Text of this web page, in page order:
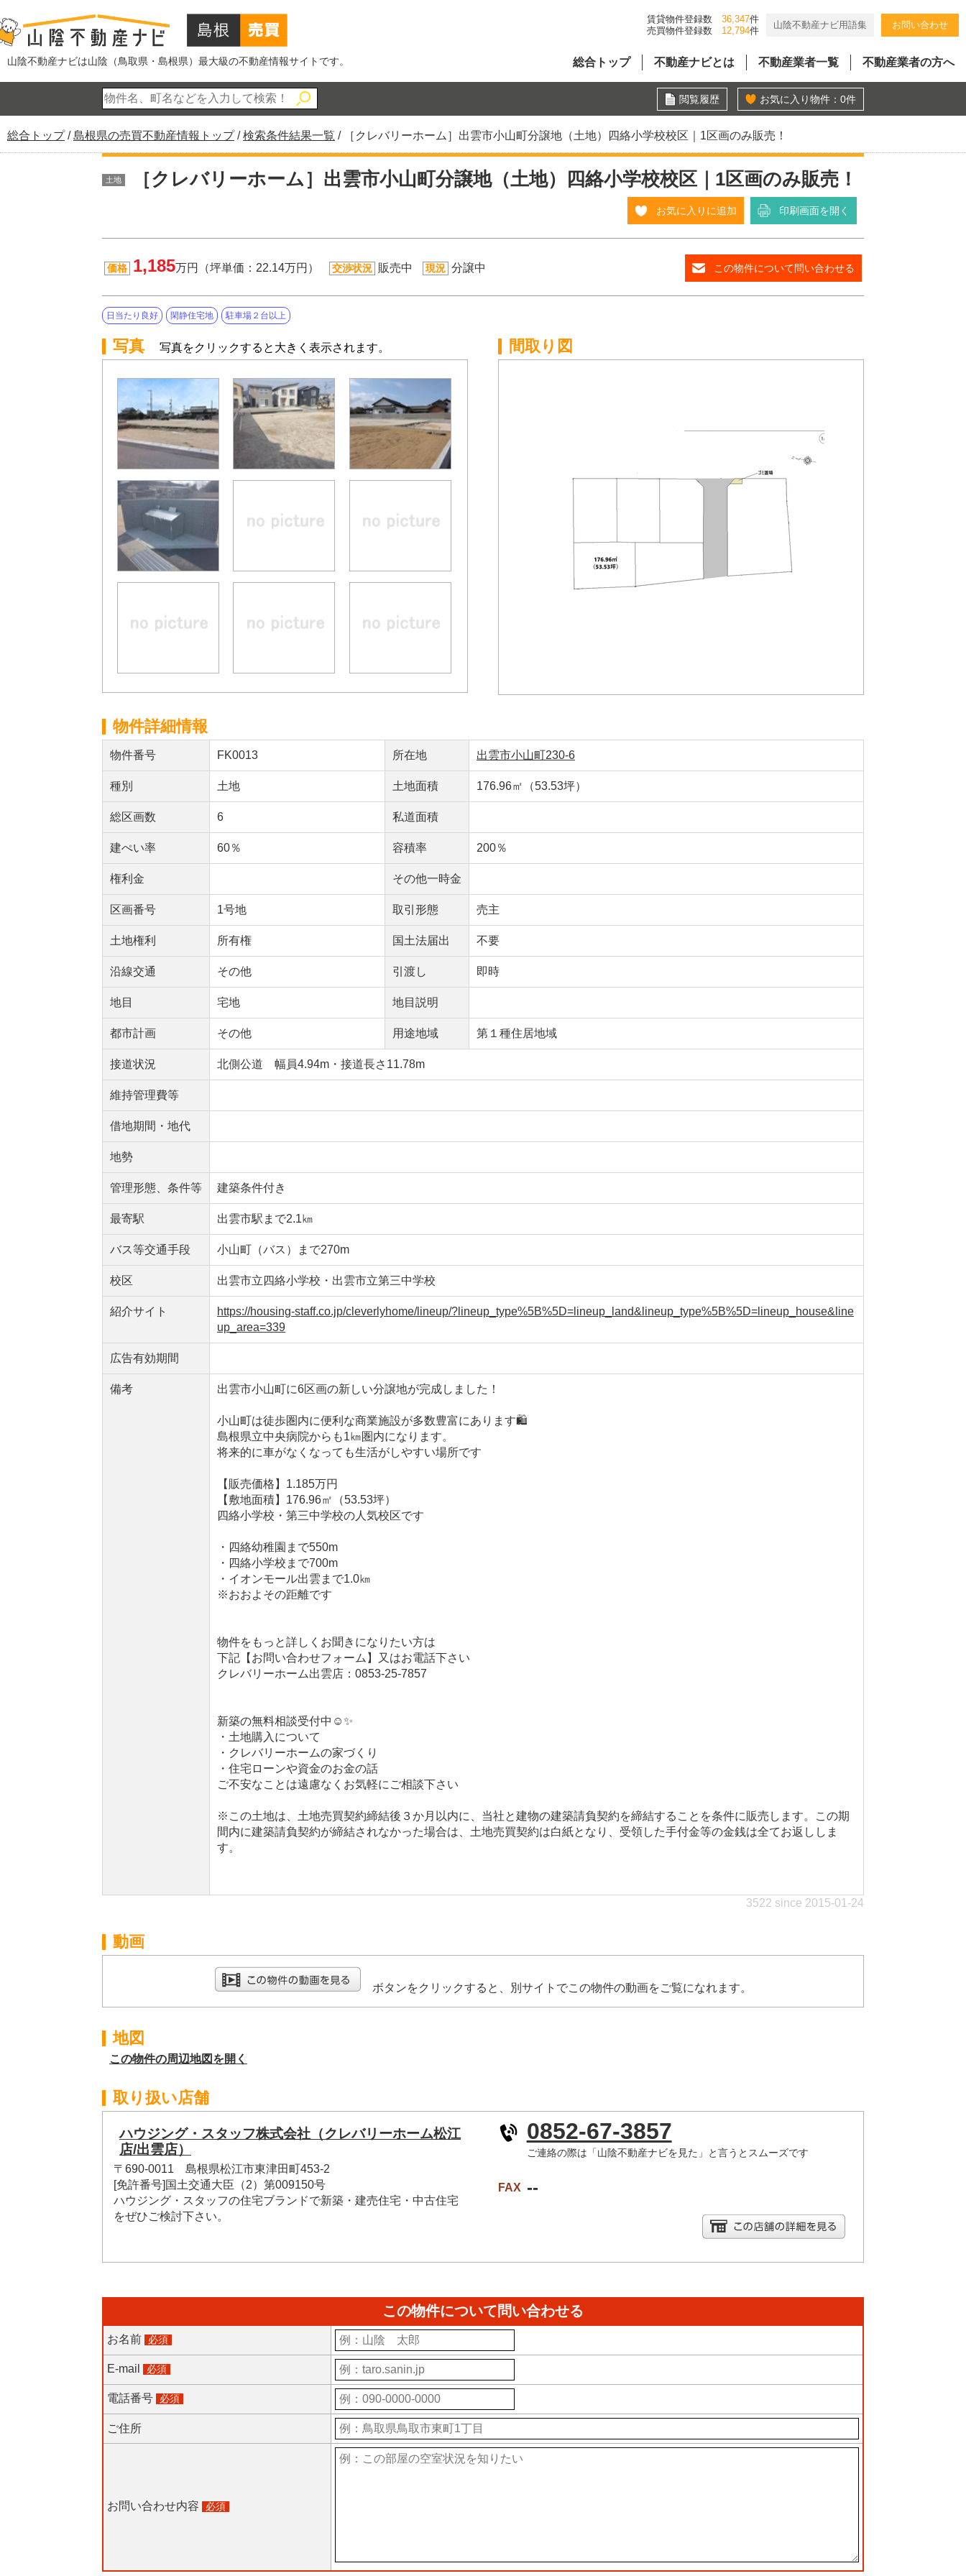
山陰不動産ナビは山陰（鳥取県・島根県）最大級の不動産情報サイトです。
賃貸物件登録数 36,347件
売買物件登録数
12,794件
山陰不動産ナビ用語集 お問い合わせ
総合トップ 不動産ナビとは 不動産業者一覧 不動産業者の方へ
閲覧履歴 お気に入り物件： 0件
現
在
総合トップ/島根県の売買不動産情報トップ/検索条件結果一覧 / ［クレバリーホーム］出雲市小山町分譲地（土地）四絡小学校校区｜1区画のみ販売！
土地 ［クレバリーホーム］出雲市小山町分譲地（土地）四絡小学校校区｜1区画のみ販売！
お気に入りに追加 印刷画面を開く
価格 1,185万円（坪単価：22.14万円） 交渉状況 販売中 現況 分譲中 この物件について問い合わせる
日当たり良好 閑静住宅地 駐車場２台以上
写真 写真をクリックすると大きく表示されます。 間取り図
物件詳細情報
物件番号 FK0013 所在地 出雲市小山町230-6
種別 土地 土地面積 176.96㎡（53.53坪）
総区画数 6 私道面積
建ぺい率 60％ 容積率 200％
権利金 その他一時金
区画番号 1号地 取引形態 売主
土地権利 所有権 国土法届出 不要
沿線交通 その他 引渡し 即時
地目 宅地 地目説明
都市計画 その他 用途地域 第１種住居地域
接道状況 北側公道 幅員4.94m・接道長さ11.78m
維持管理費等
借地期間・地代
地勢
管理形態、条件等 建築条件付き
最寄駅 出雲市駅まで2.1㎞
バス等交通手段 小山町（バス）まで270m
校区 出雲市立四絡小学校・出雲市立第三中学校
紹介サイト
https://housing-staff.co.jp/cleverlyhome/lineup/?lineup_type%5B%5D=lineup_land&lineup_type%5B%5D=lineup_house&line
up_area=339
広告有効期間
備考 出雲市小山町に6区画の新しい分譲地が完成しました！
小山町は徒歩圏内に便利な商業施設が多数豊富にあります🛍️
島根県立中央病院からも1㎞圏内になります。
将来的に車がなくなっても生活がしやすい場所です
【販売価格】1.185万円
【敷地面積】176.96㎡（53.53坪）
四絡小学校・第三中学校の人気校区です
・四絡幼稚園まで550m
・四絡小学校まで700m
・イオンモール出雲まで1.0㎞
※おおよその距離です
物件をもっと詳しくお聞きになりたい方は
下記【お問い合わせフォーム】又はお電話下さい
クレバリーホーム出雲店：0853-25-7857
新築の無料相談受付中☺️✨
・土地購入について
・クレバリーホームの家づくり
・住宅ローンや資金のお金の話
ご不安なことは遠慮なくお気軽にご相談下さい
※この土地は、土地売買契約締結後３か月以内に、当社と建物の建築請負契約を締結することを条件に販売します。この期
間内に建築請負契約が締結されなかった場合は、土地売買契約は白紙となり、受領した手付金等の金銭は全てお返ししま
す。
3522 since 2015-01-24
動画
ボタンをクリックすると、別サイトでこの物件の動画をご覧になれます。
地図
この物件の周辺地図を開く
取り扱い店舗
ハウジング・スタッフ株式会社（クレバリーホーム松江
店/出雲店）
〒690-0011 島根県松江市東津田町453-2
[免許番号]国土交通大臣（2）第009150号
ハウジング・スタッフの住宅ブランドで新築・建売住宅・中古住宅
をぜひご検討下さい。
0852-67-3857
ご連絡の際は「山陰不動産ナビを見た」と言うとスムーズです
FAX --